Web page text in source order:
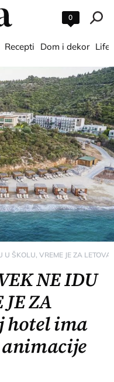
0
Recepti Dom i dekor
U ŠKOLU, VREME JE ZA
NE IDU
JE ZA
hotel ima